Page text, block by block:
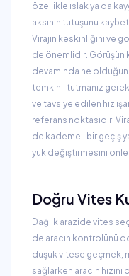
özellikle ıslak ya da
aksının tutuşunu
Virajın keskinliğini ve
de önemlidir. Görüşün
devamında ne
temkinli tutmanız
ve tavsiye edilen hız
referans noktasıdır.
de kademeli bir geçiş
yük değiştirmesini
Doğru Vites
Dağlık arazide vites
de aracın kontrolünü
düşük vitese geçmek,
sağlarken aracın